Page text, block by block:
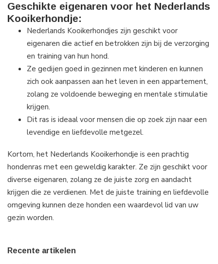
Geschikte eigenaren voor het Nederlands
Kooikerhondje:
Nederlands Kooikerhondjes zijn geschikt voor
eigenaren die actief en betrokken zijn bij de verzorging
en training van hun hond.
Ze gedijen goed in gezinnen met kinderen en kunnen
zich ook aanpassen aan het leven in een appartement,
zolang ze voldoende beweging en mentale stimulatie
krijgen.
Dit ras is ideaal voor mensen die op zoek zijn naar een
levendige en liefdevolle metgezel.
Kortom, het Nederlands Kooikerhondje is een prachtig
hondenras met een geweldig karakter. Ze zijn geschikt voor
diverse eigenaren, zolang ze de juiste zorg en aandacht
krijgen die ze verdienen. Met de juiste training en liefdevolle
omgeving kunnen deze honden een waardevol lid van uw
gezin worden.
Recente artikelen